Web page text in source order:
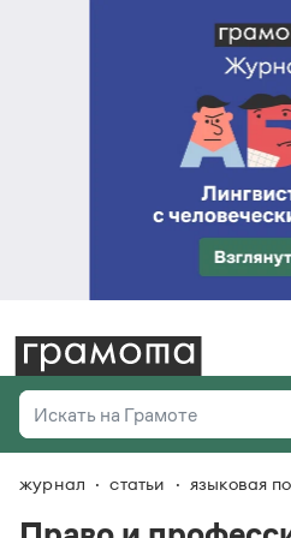
Искать на Грамоте
Справочная служба
Везде
журнал статьи языковая